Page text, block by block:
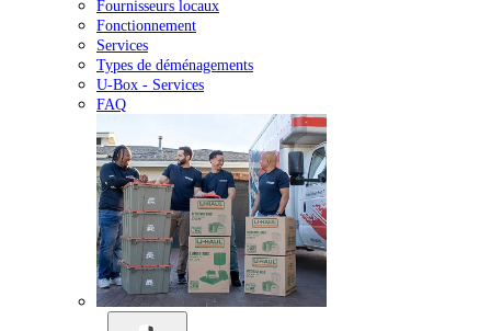
Fournisseurs locaux
Fonctionnement
Services
Types de déménagements
U-Box - Services
FAQ